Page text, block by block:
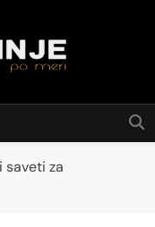
meri
saveti za